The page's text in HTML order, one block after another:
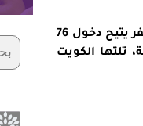
ومن بين دول مجلس التعاون الخليجي الأخرى، احتلت قطر المرتبة 95 بجواز سفر يتيح دخول 76
دولة بتأشيرة مسبقة، تلتها الكويت